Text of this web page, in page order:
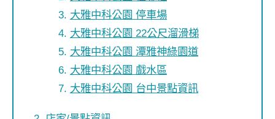
大雅中科公園 停車場
大雅中科公園 22公尺溜滑梯
大雅中科公園 潭雅神綠園道
大雅中科公園 戲水區
大雅中科公園 台中景點資訊